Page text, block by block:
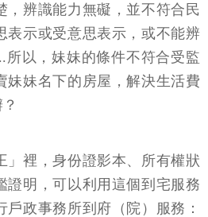
，辨識能力無礙，並不符合民
表示或受意思表示，或不能辨
所以，妹妹的條件不符合受監
妹妹名下的房屋，解決生活費
」裡，身份證影本、所有權狀
證明，可以利用這個到宅服務
政事務所到府（院）服務：